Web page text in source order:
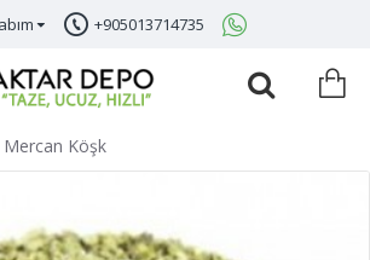
+905013714735
Mercan Köşk